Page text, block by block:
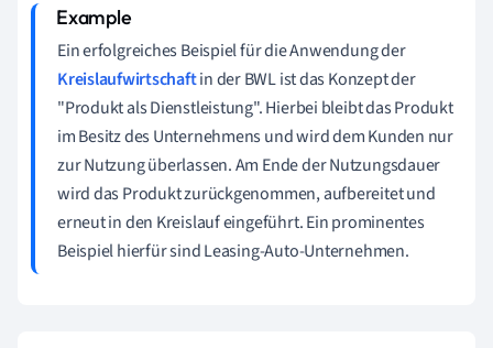
Ein erfolgreiches Beispiel für die Anwendung der
Kreislaufwirtschaftin der BWL ist das Konzept der
"Produkt als Dienstleistung". Hierbei bleibt das Produkt
im Besitz des Unternehmens und wird dem Kunden nur
zur Nutzung überlassen. Am Ende der Nutzungsdauer
wird das Produkt zurückgenommen, aufbereitet und
erneut in den Kreislauf eingeführt. Ein prominentes
Beispiel hierfür sind Leasing-Auto-Unternehmen.